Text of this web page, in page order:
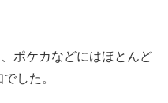
ポケカなどにはほとんど
した。